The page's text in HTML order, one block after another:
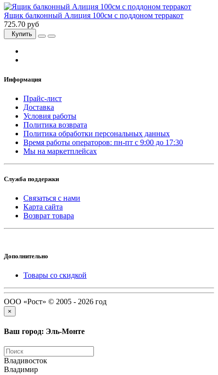
Ящик балконный Алиция 100см с поддоном терракот
725.70 руб
Купить
Информация
Прайс-лист
Доставка
Условия работы
Политика возврата
Политика обработки персональных данных
Время работы операторов: пн-пт с 9:00 до 17:30
Мы на маркетплейсах
Служба поддержки
Связаться с нами
Карта сайта
Возврат товара
Дополнительно
Товары со скидкой
ООО «Рост» © 2005 - 2026 год
×
Ваш город: Эль-Монте
Владивосток
Владимир